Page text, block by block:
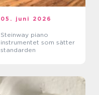
05. juni 2026
Steinway piano
instrumentet som sätter
standarden